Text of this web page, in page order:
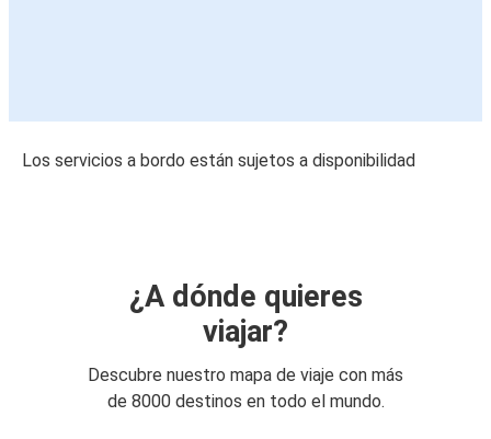
Los servicios a bordo están sujetos a disponibilidad
¿A dónde quieres
viajar?
Descubre nuestro mapa de viaje con más
de 8000 destinos en todo el mundo.